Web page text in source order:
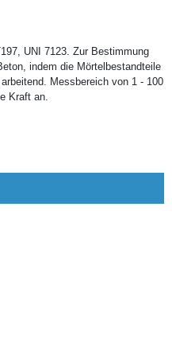
UNI 7123. Zur Bestimmung
indem die Mörtelbestandteile
Messbereich von 1 - 100
Kraft an.